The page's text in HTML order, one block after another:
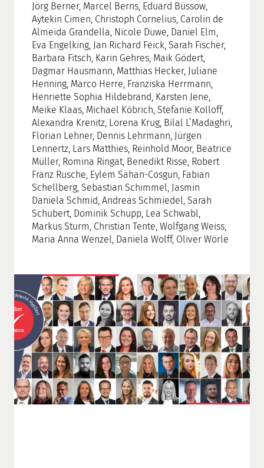
Jörg Berner, Marcel Berns, Eduard Büssow,
Aytekin Cimen, Christoph Cornelius, Carolin de
Almeida Grandella, Nicole Duwe, Daniel Elm,
Eva Engelking, Jan Richard Feick, Sarah Fischer,
Barbara Fitsch, Karin Gehres, Maik Gödert,
Dagmar Hausmann, Matthias Hecker, Juliane
Henning, Marco Herre, Franziska Herrmann,
Henriette Sophia Hildebrand, Karsten Jene,
Meike Klaas, Michael Köbrich, Stefanie Kolloff,
Alexandra Krenitz, Lorena Krug, Bilal L’Madaghri,
Florian Lehner, Dennis Lehrmann, Jürgen
Lennertz, Lars Matthies, Reinhold Moor, Beatrice
Müller, Romina Ringat, Benedikt Risse, Robert
Franz Rusche, Eylem Sahan-Cosgun, Fabian
Schellberg, Sebastian Schimmel, Jasmin
Daniela Schmid, Andreas Schmiedel, Sarah
Schubert, Dominik Schupp, Lea Schwabl,
Markus Sturm, Christian Tente, Wolfgang Weiss,
Maria Anna Wenzel, Daniela Wolff, Oliver Wörle